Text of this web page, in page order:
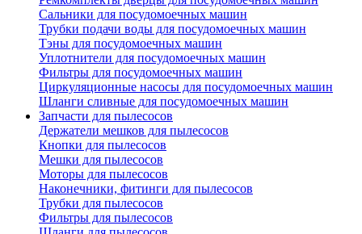
Сальники для посудомоечных машин
Трубки подачи воды для посудомоечных машин
Тэны для посудомоечных машин
Уплотнители для посудомоечных машин
Фильтры для посудомоечных машин
Циркуляционные насосы для посудомоечных машин
Шланги сливные для посудомоечных машин
Запчасти для пылесосов
Держатели мешков для пылесосов
Кнопки для пылесосов
Мешки для пылесосов
Моторы для пылесосов
Наконечники, фитинги для пылесосов
Трубки для пылесосов
Фильтры для пылесосов